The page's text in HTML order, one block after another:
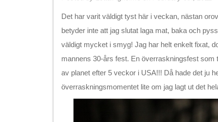
Det har varit väldigt tyst här i veckan, nästan
betyder inte att jag slutat laga mat, baka och
väldigt mycket i smyg! Jag har helt enkelt fixat,
mannens 30-års fest. En överraskningsfest som
av planet efter 5 veckor i USA!!! Då hade det ju
överraskningsmomentet lite om jag lagt ut det